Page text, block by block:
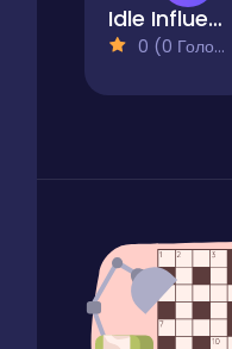
Idle Influencer Simulator
0 (0 Голосів)